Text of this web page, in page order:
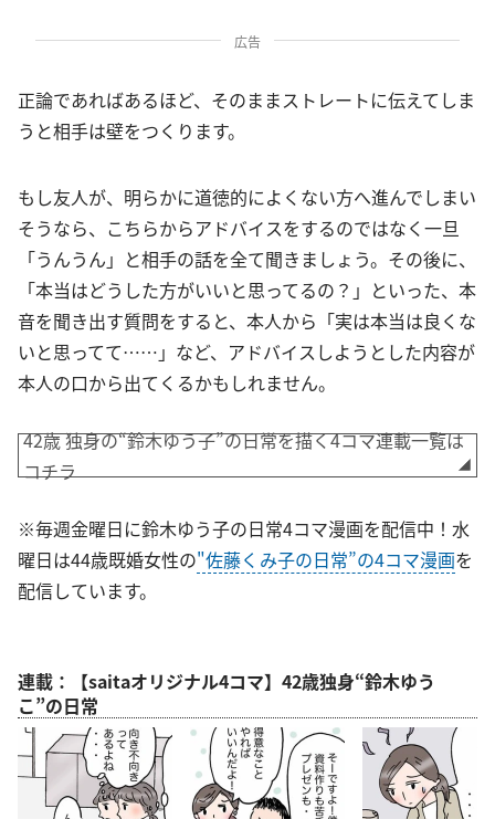
広告
正論であればあるほど、そのままストレートに伝えてしま
うと相手は壁をつくります。
もし友人が、明らかに道徳的によくない方へ進んでしまい
そうなら、こちらからアドバイスをするのではなく一旦
「うんうん」と相手の話を全て聞きましょう。その後に、
「本当はどうした方がいいと思ってるの？」といった、本
音を聞き出す質問をすると、本人から「実は本当は良くな
いと思ってて……」など、アドバイスしようとした内容が
本人の口から出てくるかもしれません。
42歳 独身の“鈴木ゆう子”の日常を描く4コマ連載一覧は
コチラ
※毎週金曜日に鈴木ゆう子の日常4コマ漫画を配信中！水
曜日は44歳既婚女性の"佐藤くみ子の日常”の4コマ漫画を
配信しています。
連載：【saitaオリジナル4コマ】42歳独身“鈴木ゆう
こ”の日常